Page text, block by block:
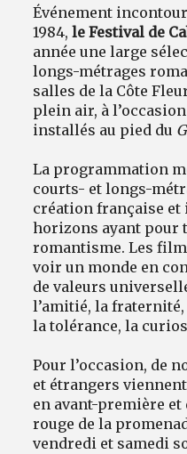
Événement
1984,le Festival de
année une large
longs-métrages
salles de la Côte
plein air, à
installés au pied du
La programmation
courts- et longs-
création française
horizons ayant pour
romantisme. Les
voir un monde en
de valeurs
l’amitié, la
la tolérance, la
Pour l’occasion, de
et étrangers
en avant-première
rouge de la
vendredi et samedi